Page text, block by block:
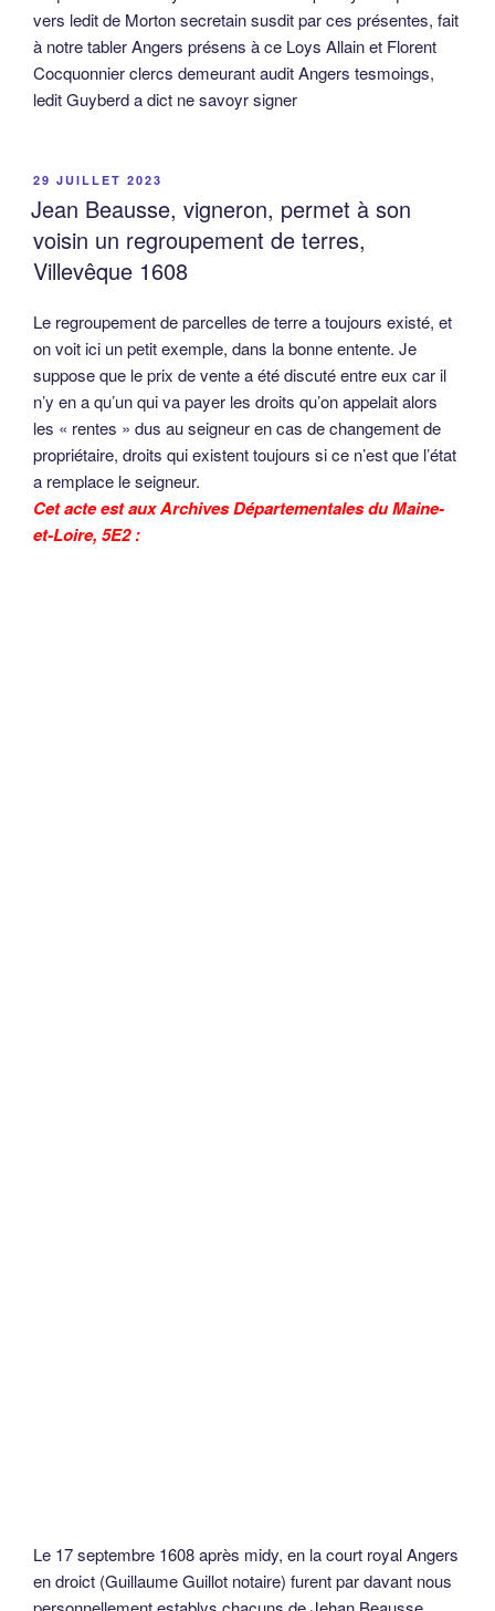
vers ledit de Morton secretain susdit par ces présentes, fait
à notre tabler Angers présens à ce Loys Allain et Florent
Cocquonnier clercs demeurant audit Angers tesmoings,
ledit Guyberd a dict ne savoyr signer
PUBLIÉ
LE
29 JUILLET 2023
Jean Beausse, vigneron, permet à son
voisin un regroupement de terres,
Villevêque 1608
Le regroupement de parcelles de terre a toujours existé, et
on voit ici un petit exemple, dans la bonne entente. Je
suppose que le prix de vente a été discuté entre eux car il
n’y en a qu’un qui va payer les droits qu’on appelait alors
les « rentes » dus au seigneur en cas de changement de
propriétaire, droits qui existent toujours si ce n’est que l’état
a remplace le seigneur.
Cet acte est aux Archives Départementales du Maine-
et-Loire, 5E2 :
Le 17 septembre 1608 après midy, en la court royal Angers
en droict (Guillaume Guillot notaire) furent par davant nous